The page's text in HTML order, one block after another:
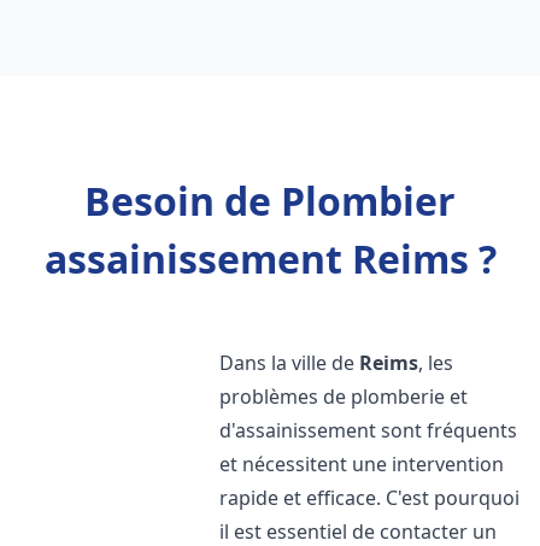
Besoin de Plombier
assainissement Reims ?
Dans la ville de Reims, les
problèmes de plomberie et
d'assainissement sont fréquents
et nécessitent une intervention
rapide et efficace. C'est pourquoi
il est essentiel de contacter un